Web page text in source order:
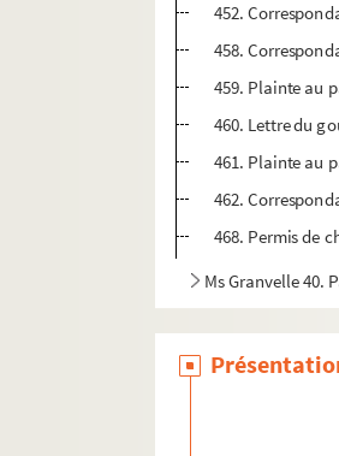
452.
458.
459. Plainte au
460. Lettre du
461. Plainte au
462.
468. Permis de
Ms Granvelle 40.